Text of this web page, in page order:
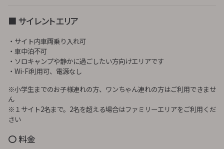
■ サイレントエリア
・サイト内車両乗り入れ可
・車中泊不可
・ソロキャンプや静かに過ごしたい方向けエリアです
・Wi-Fi利用可、電源なし
※小学生までのお子様連れの方、ワンちゃん連れの方はご利用できませ
ん
※１サイト2名まで。2名を超える場合はファミリーエリアをご利用くだ
さい
〇 料金